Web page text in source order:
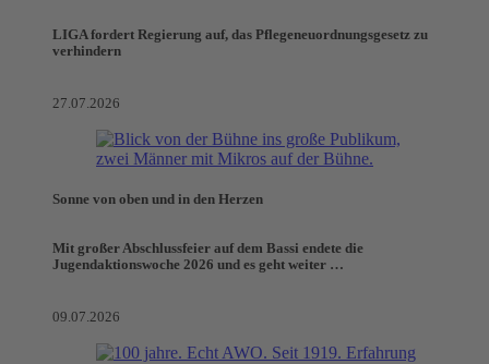
LIGA fordert Regierung auf, das Pflegeneuordnungsgesetz zu
verhindern
27.07.2026
Sonne von oben und in den Herzen
Mit großer Abschlussfeier auf dem Bassi endete die
Jugendaktionswoche 2026 und es geht weiter …
09.07.2026